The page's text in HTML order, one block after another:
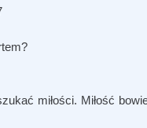
miłości. Miłość